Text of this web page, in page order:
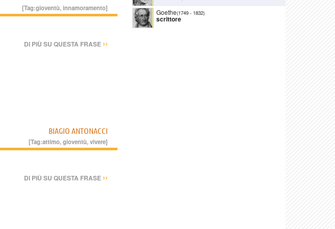
[Tag:gioventù,innamoramento]
DI PIÙ SU QUESTA FRASE ››
BIAGIO ANTONACCI
[Tag:attimo,gioventù,vivere]
DI PIÙ SU QUESTA FRASE ››
Goethe(1749 - 1832)
scrittore